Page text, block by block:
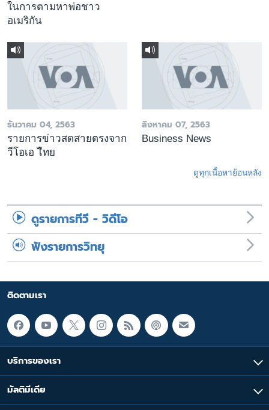
ในการตามหาพ่อชาว
อเมริกัน
ธันวาคม 04, 2563
รายการข่าวสดสายตรงจาก
วีโอเอ ไืทย
สิงหาคม 07, 2563
Business News
ดูทุกเนื้อหาย้อนหลัง
ดูรายการทีวี - วิดีโอ
ฟังรายการวิทยุ
ติดตามเรา
บริการของเรา
มัลติมีเดีย